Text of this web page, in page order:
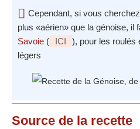
Cependant, si vous
plus «aérien» que la génoise, il
Savoie ( ICI
), pour les roulés
légers
Source de la recette